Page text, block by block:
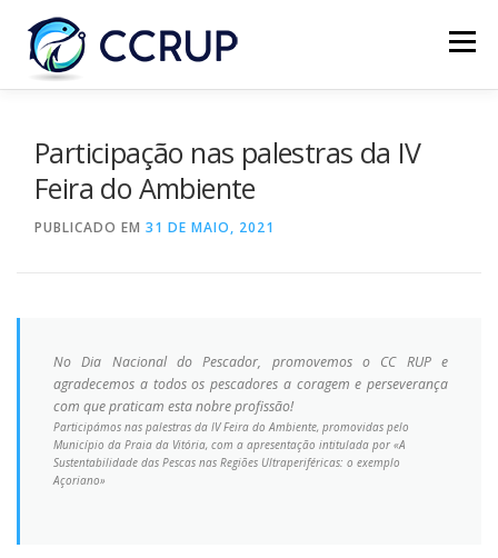
Menu
Participação nas palestras da IV
Feira do Ambiente
PUBLICADO EM 31 DE MAIO, 2021
No Dia Nacional do Pescador, promovemos o CC RUP e
agradecemos a todos os pescadores a coragem e perseverança
com que praticam esta nobre profissão!
Participámos nas palestras da IV Feira do Ambiente, promovidas pelo
Município da Praia da Vitória, com a apresentação intitulada por «A
Sustentabilidade das Pescas nas Regiões Ultraperiféricas: o exemplo
Açoriano»